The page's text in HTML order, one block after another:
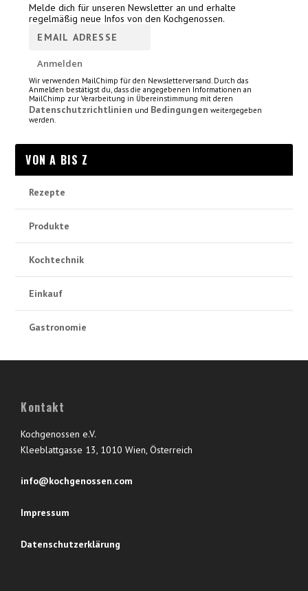
Melde dich für unseren Newsletter an und erhalte
regelmäßig neue Infos von den Kochgenossen.
Wir verwenden MailChimp für den Newsletterversand. Durch das
Anmelden bestätigst du, dass die angegebenen Informationen an
MailChimp zur Verarbeitung in Übereinstimmung mit deren
Datenschutzrichtlinien und Bedingungen weitergegeben
werden.
VON A BIS Z
Rezepte
Produkte
Kochtechnik
Einkauf
Gastronomie
Kontakt
Kochgenossen e.V.
Kleeblattgasse 13, 1010 Wien, Österreich
info@kochgenossen.com
Impressum
Datenschutzerklärung